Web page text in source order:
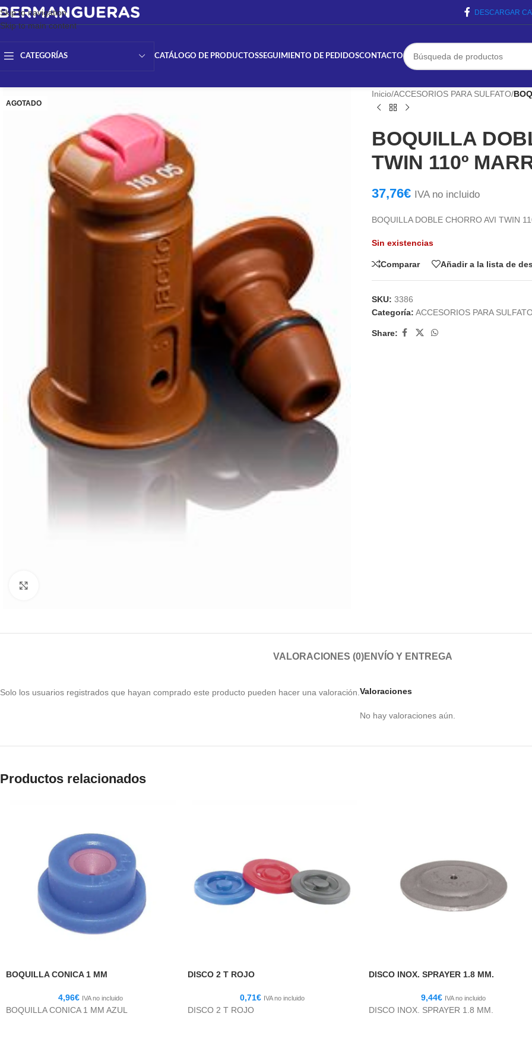
Skip to navigation
Skip to main content
DESCARGAR
CATEGORÍAS CATÁLOGO DE PRODUCTOSSEGUIMIENTO DE PEDIDOSCONTACTO
AGOTADO
Inicio/ACCESORIOS PARA SULFATO/
BOQUILLA
TWIN 110º
37,76€ IVA no incluido
BOQUILLA DOBLE CHORRO AVI TWIN
Sin existencias
Comparar Añadir a la lista de
SKU: 3386
Categoría: ACCESORIOS PARA
Share:
VALORACIONES (0)ENVÍO Y ENTREGA
Valoraciones
No hay valoraciones aún.
Solo los usuarios registrados que hayan comprado este producto pueden hacer una valoración.
Productos relacionados
BOQUILLA CONICA 1 MM
4,96€ IVA no incluido
BOQUILLA CONICA 1 MM AZUL
DISCO 2 T ROJO
0,71€ IVA no incluido
DISCO 2 T ROJO
DISCO INOX. SPRAYER 1.8 MM.
9,44€ IVA no incluido
DISCO INOX. SPRAYER 1.8 MM.